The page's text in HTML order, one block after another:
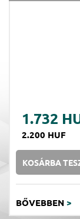
1.732
2.200 HUF
KOSÁRBA
BŐVEBBEN >